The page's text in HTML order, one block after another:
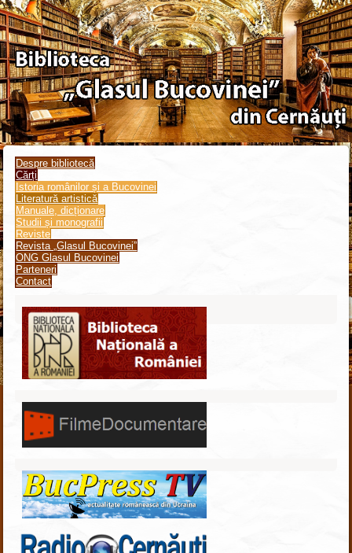
Despre bibliotecă
Cărți
Istoria românilor și a Bucovinei
Literatură artistică
Manuale, dicționare
Studii și monografii
Reviste
Revista „Glasul Bucovinei”
ONG Glasul Bucovinei
Parteneri
Contact